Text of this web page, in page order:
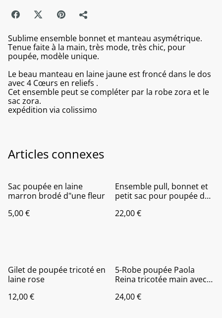
Sublime ensemble bonnet et manteau asymétrique.
Tenue faite à la main, très mode, très chic, pour
poupée, modèle unique.
Le beau manteau en laine jaune est froncé dans le dos
avec 4 Cœurs en reliefs .
Cet ensemble peut se compléter par la robe zora et le
sac zora.
expédition via colissimo
Articles connexes
Sac poupée en laine
marron brodé d"une fleur
5,00 €
Ensemble pull, bonnet et
petit sac pour poupée de
22,00 €
Gilet de poupée tricoté en
laine rose
12,00 €
5-Robe poupée Paola
Reina tricotée main avec
coordonné pour poupée
24,00 €